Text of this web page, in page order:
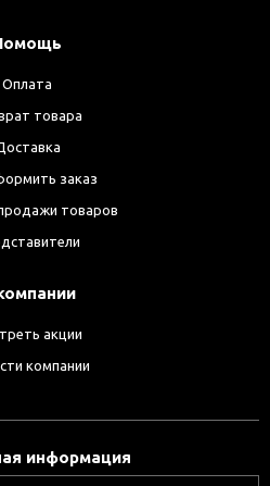
Оплата
товара
заказ
товаров
акции
компании
информация